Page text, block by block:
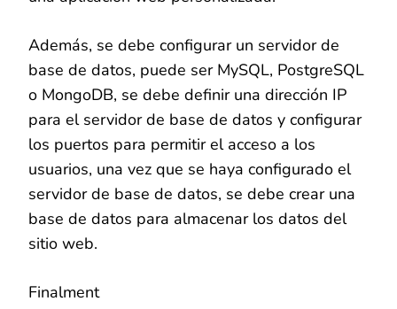
Además, se debe configurar un servidor de
base de datos, puede ser MySQL, PostgreSQL
o MongoDB, se debe definir una dirección IP
para el servidor de base de datos y configurar
los puertos para permitir el acceso a los
usuarios, una vez que se haya configurado el
servidor de base de datos, se debe crear una
base de datos para almacenar los datos del
sitio web.
Finalment